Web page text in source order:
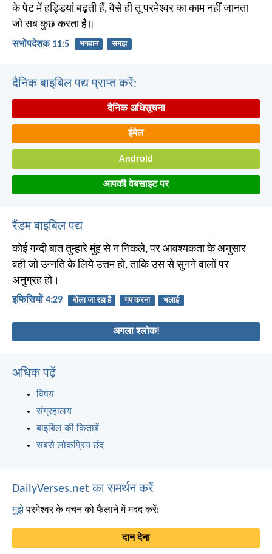
के पेट में हड्डियां बढ़ती हैं, वैसे ही तू परमेश्वर का काम नहीं जानता
जो सब कुछ करता है॥
सभोपदेशक 11:5 भगवान समझ
दैनिक बाइबिल पद्य प्राप्त करें:
दैनिक अधिसूचना
ईमेल
Android
आपकी वेबसाइट पर
रैंडम बाइबिल पद्य
कोई गन्दी बात तुम्हारे मुंह से न निकले, पर आवश्यकता के अनुसार
वही जो उन्नति के लिये उत्तम हो, ताकि उस से सुनने वालों पर
अनुग्रह हो।
इफिसियों 4:29 बोला जा रहा है गप करना भलाई
अगला श्लोक!
अधिक पढ़ें
विषय
संग्रहालय
बाइबिल की किताबें
सबसे लोकप्रिय छंद
DailyVerses.net का समर्थन करें
मुझेपरमेश्वर के वचन को फैलाने में मदद करें:
दान देना